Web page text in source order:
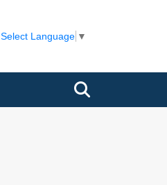
Select Language ▼